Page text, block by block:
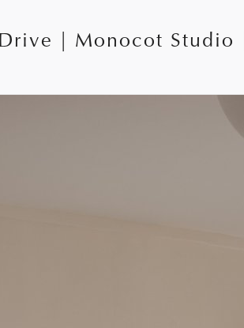
| Monocot Studio